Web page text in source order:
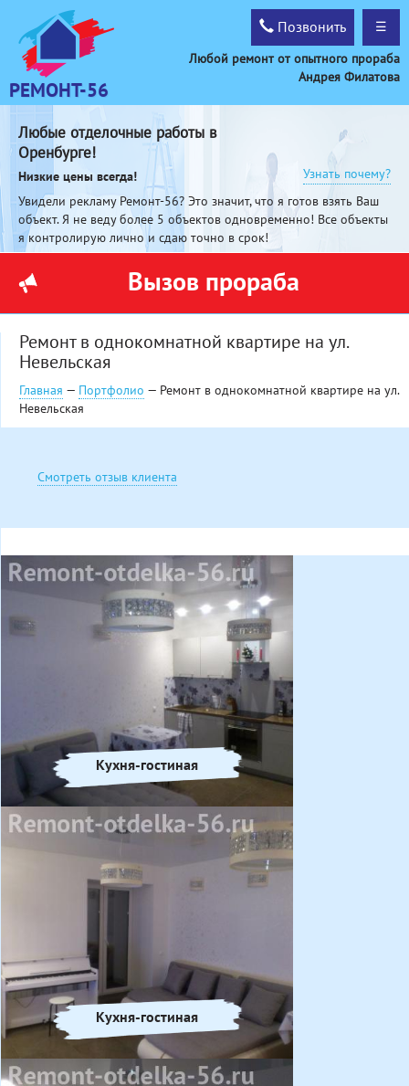
Позвонить ☰
РЕМОНТ-56
Любой ремонт от опытного прораба
Андрея Филатова
Любые отделочные работы в
Оренбурге!
Низкие цены всегда!
Узнать почему?
Увидели рекламу Ремонт-56? Это значит, что я готов взять Ваш
объект. Я не веду более 5 объектов одновременно! Все объекты
я контролирую лично и сдаю точно в срок!
Вызов прораба
Ремонт в однокомнатной квартире на ул.
Невельская
Главная — Портфолио — Ремонт в однокомнатной квартире на ул.
Невельская
Смотреть отзыв клиента
Кухня-гостиная
Кухня-гостиная